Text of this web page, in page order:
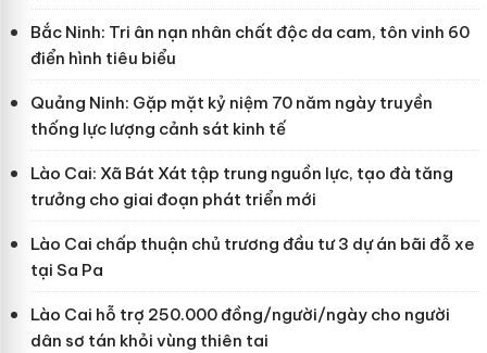
Bắc Ninh: Tri ân nạn nhân chất độc da cam, tôn vinh 60
điển hình tiêu biểu
Quảng Ninh: Gặp mặt kỷ niệm 70 năm ngày truyền
thống lực lượng cảnh sát kinh tế
Lào Cai: Xã Bát Xát tập trung nguồn lực, tạo đà tăng
trưởng cho giai đoạn phát triển mới
Lào Cai chấp thuận chủ trương đầu tư 3 dự án bãi đỗ xe
tại Sa Pa
Lào Cai hỗ trợ 250.000 đồng/người/ngày cho người
dân sơ tán khỏi vùng thiên tai